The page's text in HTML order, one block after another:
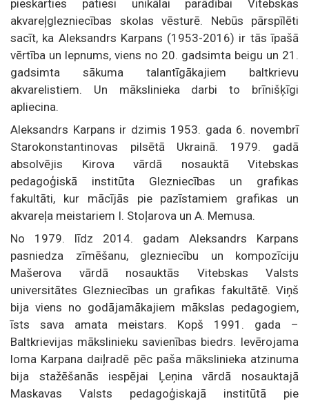
pieskarties patiesi unikālai parādībai Vitebskas
akvareļglezniecības skolas vēsturē. Nebūs pārspīlēti
sacīt, ka Aleksandrs Karpans (1953-2016) ir tās īpašā
vērtība un lepnums, viens no 20. gadsimta beigu un 21.
gadsimta sākuma talantīgākajiem baltkrievu
akvarelistiem. Un mākslinieka darbi to brīnišķīgi
apliecina.
Aleksandrs Karpans ir dzimis 1953. gada 6. novembrī
Starokonstantinovas pilsētā Ukrainā. 1979. gadā
absolvējis Kirova vārdā nosauktā Vitebskas
pedagoģiskā institūta Glezniecības un grafikas
fakultāti, kur mācījās pie pazīstamiem grafikas un
akvareļa meistariem I. Stoļarova un A. Memusa.
No 1979. līdz 2014. gadam Aleksandrs Karpans
pasniedza zīmēšanu, glezniecību un kompozīciju
Mašerova vārdā nosauktās Vitebskas Valsts
universitātes Glezniecības un grafikas fakultātē. Viņš
bija viens no godājamākajiem mākslas pedagogiem,
īsts sava amata meistars. Kopš 1991. gada –
Baltkrievijas mākslinieku savienības biedrs. Ievērojama
loma Karpana daiļradē pēc paša mākslinieka atzinuma
bija stažēšanās iespējai Ļeņina vārdā nosauktajā
Maskavas Valsts pedagoģiskajā institūtā pie